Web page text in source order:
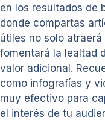
en los resultados de
donde compartas
útiles no solo
fomentará la lealtad
valor adicional.
como infografías y
muy efectivo para
el interés de tu